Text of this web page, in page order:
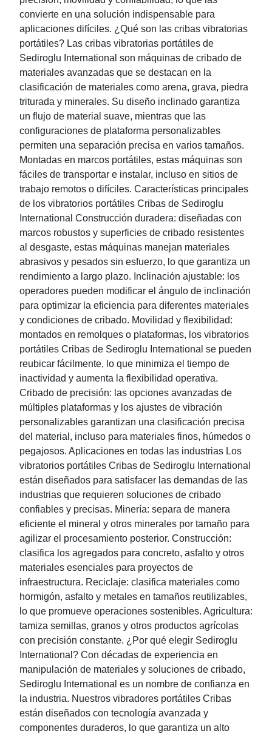
convierte en una solución indispensable para
aplicaciones difíciles. ¿Qué son las cribas vibratorias
portátiles? Las cribas vibratorias portátiles de
Sediroglu International son máquinas de cribado de
materiales avanzadas que se destacan en la
clasificación de materiales como arena, grava, piedra
triturada y minerales. Su diseño inclinado garantiza
un flujo de material suave, mientras que las
configuraciones de plataforma personalizables
permiten una separación precisa en varios tamaños.
Montadas en marcos portátiles, estas máquinas son
fáciles de transportar e instalar, incluso en sitios de
trabajo remotos o difíciles. Características principales
de los vibratorios portátiles Cribas de Sediroglu
International Construcción duradera: diseñadas con
marcos robustos y superficies de cribado resistentes
al desgaste, estas máquinas manejan materiales
abrasivos y pesados ​​sin esfuerzo, lo que garantiza un
rendimiento a largo plazo. Inclinación ajustable: los
operadores pueden modificar el ángulo de inclinación
para optimizar la eficiencia para diferentes materiales
y condiciones de cribado. Movilidad y flexibilidad:
montados en remolques o plataformas, los vibratorios
portátiles Cribas de Sediroglu International se pueden
reubicar fácilmente, lo que minimiza el tiempo de
inactividad y aumenta la flexibilidad operativa.
Cribado de precisión: las opciones avanzadas de
múltiples plataformas y los ajustes de vibración
personalizables garantizan una clasificación precisa
del material, incluso para materiales finos, húmedos o
pegajosos. Aplicaciones en todas las industrias Los
vibratorios portátiles Cribas de Sediroglu International
están diseñados para satisfacer las demandas de las
industrias que requieren soluciones de cribado
confiables y precisas. Minería: separa de manera
eficiente el mineral y otros minerales por tamaño para
agilizar el procesamiento posterior. Construcción:
clasifica los agregados para concreto, asfalto y otros
materiales esenciales para proyectos de
infraestructura. Reciclaje: clasifica materiales como
hormigón, asfalto y metales en tamaños reutilizables,
lo que promueve operaciones sostenibles. Agricultura:
tamiza semillas, granos y otros productos agrícolas
con precisión constante. ¿Por qué elegir Sediroglu
International? Con décadas de experiencia en
manipulación de materiales y soluciones de cribado,
Sediroglu International es un nombre de confianza en
la industria. Nuestros vibradores portátiles Cribas
están diseñados con tecnología avanzada y
componentes duraderos, lo que garantiza un alto